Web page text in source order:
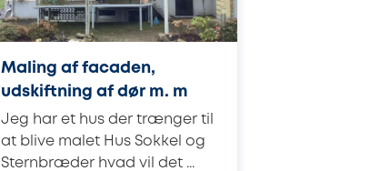
Maling af facaden,
udskiftning af dør m. m
Jeg har et hus der trænger til
at blive malet Hus Sokkel og
Sternbræder hvad vil det ...